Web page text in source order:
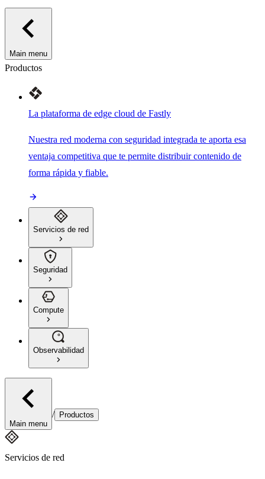
Main menu
Productos
La plataforma de edge cloud de Fastly
Nuestra red moderna con seguridad integrada te aporta esa
ventaja competitiva que te permite distribuir contenido de
forma rápida y fiable.
Servicios de red
Seguridad
Compute
Observabilidad
Main menu
/ Productos
Servicios de red